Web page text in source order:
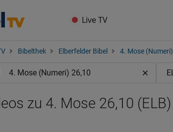
Live TV
Bibelthek Elberfelder Bibel 4. Mose (Numeri)
zu 4. Mose 26,10 (ELB)